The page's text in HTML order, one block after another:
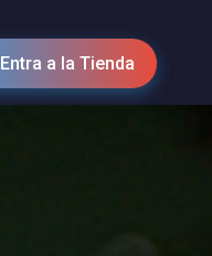
Entra a la Tienda